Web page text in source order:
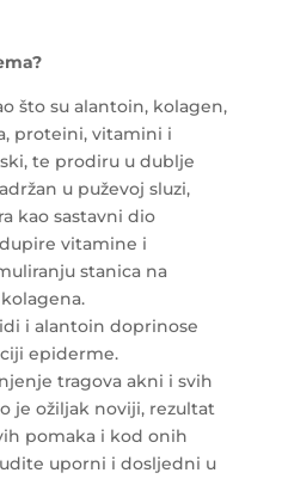
što su alantoin, kolagen,
proteini, vitamini i
te prodiru u dublje
u puževoj sluzi,
kao sastavni dio
vitamine i
stanica na
i alantoin doprinose
epiderme.
tragova akni i svih
je ožiljak noviji, rezultat
pomaka i kod onih
uporni i dosljedni u